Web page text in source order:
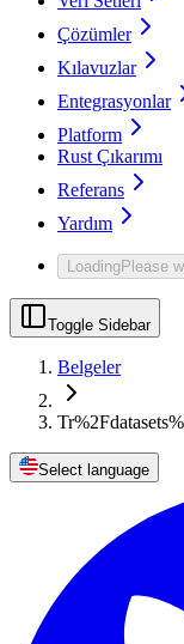
Çözümler
Kılavuzlar
Entegrasyonlar
Platform
Rust Çıkarımı
Referans
Yardım
LoadingPlease
Toggle Sidebar
Belgeler
Select language